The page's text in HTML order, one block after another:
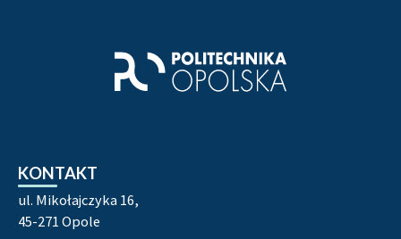
KONTAKT
ul. Mikołajczyka 16,
45-271 Opole